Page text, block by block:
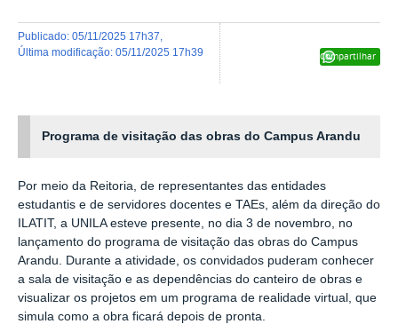
Compartilhar
publicado: 05/11/2025 17h37
última modificação: 05/11/2025 17h39
Programa de visitação das obras do Campus Arandu
Por meio da Reitoria, de representantes das entidades
estudantis e de servidores docentes e TAEs, além da direção do
ILATIT, a UNILA esteve presente, no dia 3 de novembro, no
lançamento do programa de visitação das obras do Campus
Arandu. Durante a atividade, os convidados puderam conhecer
a sala de visitação e as dependências do canteiro de obras e
visualizar os projetos em um programa de realidade virtual, que
simula como a obra ficará depois de pronta.